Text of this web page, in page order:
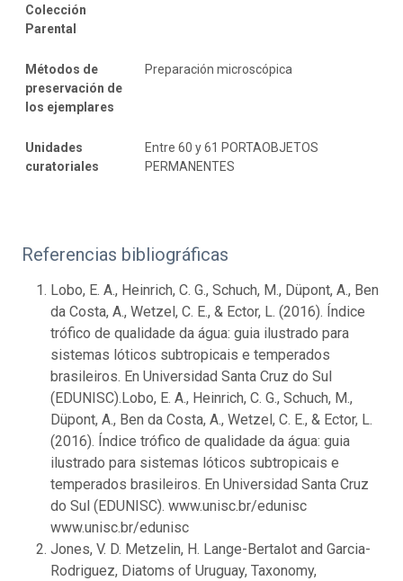
Colección
Parental
Métodos de
preservación de
los ejemplares
Preparación microscópica
Unidades
curatoriales
Entre 60 y 61 PORTAOBJETOS
PERMANENTES
Referencias bibliográficas
Lobo, E. A., Heinrich, C. G., Schuch, M., Düpont, A., Ben
da Costa, A., Wetzel, C. E., & Ector, L. (2016). Índice
trófico de qualidade da água: guia ilustrado para
sistemas lóticos subtropicais e temperados
brasileiros. En Universidad Santa Cruz do Sul
(EDUNISC).Lobo, E. A., Heinrich, C. G., Schuch, M.,
Düpont, A., Ben da Costa, A., Wetzel, C. E., & Ector, L.
(2016). Índice trófico de qualidade da água: guia
ilustrado para sistemas lóticos subtropicais e
temperados brasileiros. En Universidad Santa Cruz
do Sul (EDUNISC). www.unisc.br/edunisc
www.unisc.br/edunisc
Jones, V. D. Metzelin, H. Lange-Bertalot and Garcia-
Rodriguez, Diatoms of Uruguay, Taxonomy,